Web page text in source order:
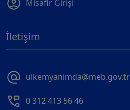
Misafir Girişi
İletişim
ulkemyanimda@meb.gov.tr
0 312 413 56 46